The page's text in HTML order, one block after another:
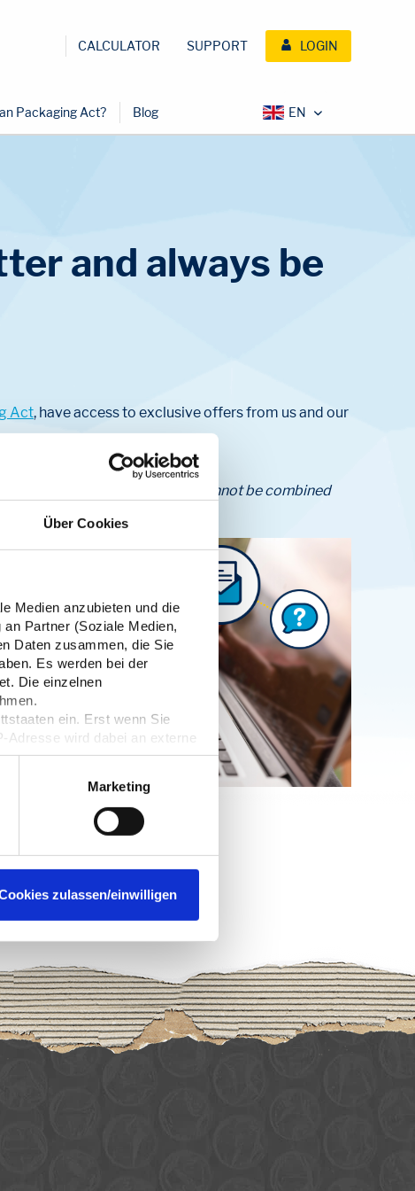
Über Cookies
Medien anzubieten und die
Partner (Soziale Medien,
Daten zusammen, die Sie
Es werden bei der
Die einzelnen
ein. Erst wenn Sie
Adresse wird dabei an externe
informieren. Wir speichern
Marketing
zulassen/einwilligen
CALCULATOR SUPPORT LOGIN
Packaging Act? Blog
and always be
Act, have access to exclusive offers from us and our
per order and customer. It cannot be combined